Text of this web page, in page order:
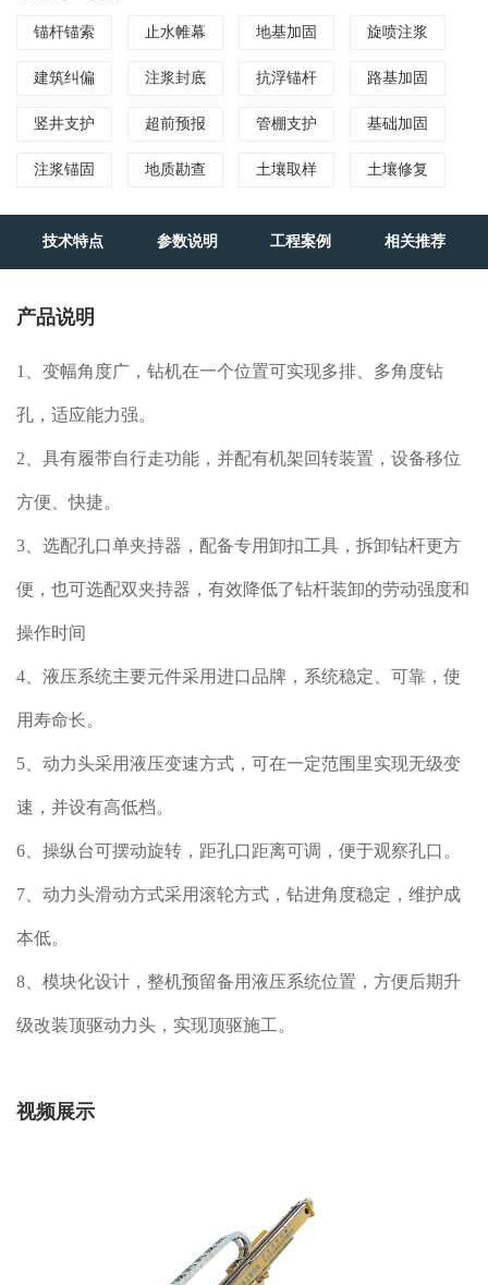
锚杆锚索 止水帷幕 地基加固 旋喷注浆
建筑纠偏 注浆封底 抗浮锚杆 路基加固
竖井支护 超前预报 管棚支护 基础加固
注浆锚固 地质勘查 土壤取样 土壤修复
技术特点 参数说明 工程案例 相关推荐
产品说明
1、变幅角度广，钻机在一个位置可实现多排、多角度钻
孔，适应能力强。
2、具有履带自行走功能，并配有机架回转装置，设备移位
方便、快捷。
3、选配孔口单夹持器，配备专用卸扣工具，拆卸钻杆更方
便，也可选配双夹持器，有效降低了钻杆装卸的劳动强度和
操作时间
4、液压系统主要元件采用进口品牌，系统稳定、可靠，使
用寿命长。
5、动力头采用液压变速方式，可在一定范围里实现无级变
速，并设有高低档。
6、操纵台可摆动旋转，距孔口距离可调，便于观察孔口。
7、动力头滑动方式采用滚轮方式，钻进角度稳定，维护成
本低。
8、模块化设计，整机预留备用液压系统位置，方便后期升
级改装顶驱动力头，实现顶驱施工。
视频展示